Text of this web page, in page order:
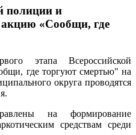
полиции и
акцию «Сообщи, где
этапа Всероссийской
где торгуют смертью" на
округа проводятся
на формирование
средствам среди